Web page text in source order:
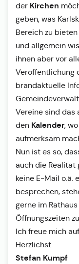
der Kirchen
geben, was
Bereich zu
und allgemein
ihnen aber vor
Veröffentlichung
brandaktuelle
Vereine sind das
den Kalender,
aufmerksam
Nun ist es so,
auch die Realität
keine E-Mail o.ä.
besprechen,
gerne im
Öffnungszeiten
Ich freue mich
Herzlichst
Stefan Kumpf